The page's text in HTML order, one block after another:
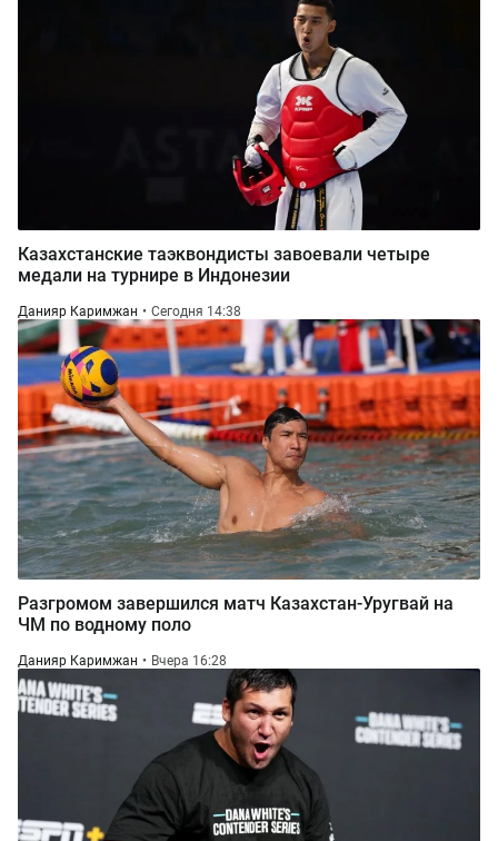
Казахстанские таэквондисты завоевали четыре
медали на турнире в Индонезии
Данияр Каримжан Сегодня 14:38
Разгромом завершился матч Казахстан-Уругвай на
ЧМ по водному поло
Данияр Каримжан Вчера 16:28